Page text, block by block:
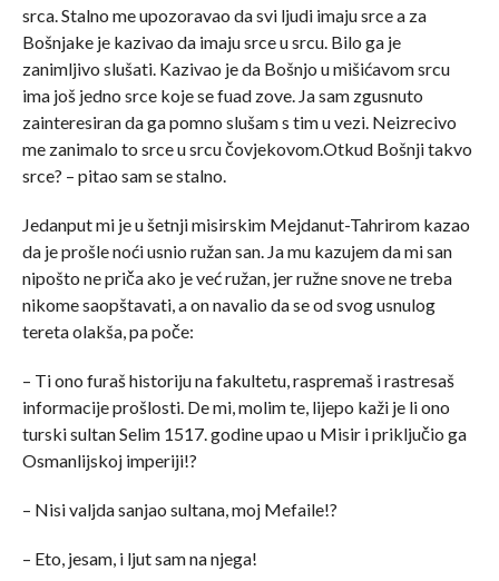
srca. Stalno me upozoravao da svi ljudi imaju srce a za
Bošnjake je kazivao da imaju srce u srcu. Bilo ga je
zanimljivo slušati. Kazivao je da Bošnjo u mišićavom srcu
ima još jedno srce koje se fuad zove. Ja sam zgusnuto
zainteresiran da ga pomno slušam s tim u vezi. Neizrecivo
me zanimalo to srce u srcu čovjekovom.Otkud Bošnji takvo
srce? – pitao sam se stalno.
Jedanput mi je u šetnji misirskim Mejdanut-Tahrirom kazao
da je prošle noći usnio ružan san. Ja mu kazujem da mi san
nipošto ne priča ako je već ružan, jer ružne snove ne treba
nikome saopštavati, a on navalio da se od svog usnulog
tereta olakša, pa poče:
– Ti ono furaš historiju na fakultetu, raspremaš i rastresaš
informacije prošlosti. De mi, molim te, lijepo kaži je li ono
turski sultan Selim 1517. godine upao u Misir i priključio ga
Osmanlijskoj imperiji!?
– Nisi valjda sanjao sultana, moj Mefaile!?
– Eto, jesam, i ljut sam na njega!